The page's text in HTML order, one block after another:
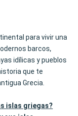
para vivir una
barcos,
idílicas y pueblos
que te
Grecia.
islas griegas?